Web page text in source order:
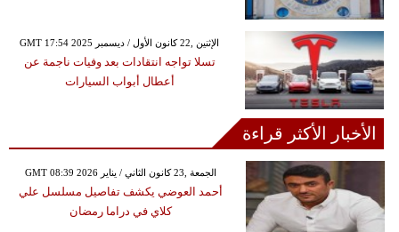
GMT 17:54 2025 الإثنين ,22 كانون الأول / ديسمبر
تسلا تواجه انتقادات بعد وفيات ناجمة عن
أعطال أبواب السيارات
الأخبار الأكثر قراءة
GMT 08:39 2026 الجمعة ,23 كانون الثاني / يناير
أحمد العوضي يكشف تفاصيل مسلسل علي
كلاي في دراما رمضان